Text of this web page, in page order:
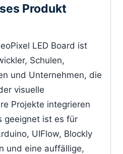
Produkt
LED Board ist
Schulen,
und Unternehmen, die
visuelle
Projekte integrieren
geeignet ist es für
UIFlow, Blockly
und eine auffällige,